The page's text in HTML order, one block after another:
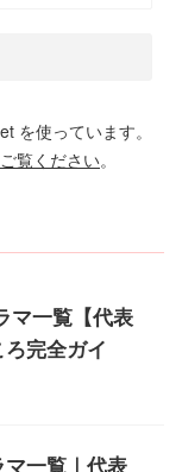
を使っています。
覧ください。
マ一覧【代表
完全ガイ
一覧｜代表